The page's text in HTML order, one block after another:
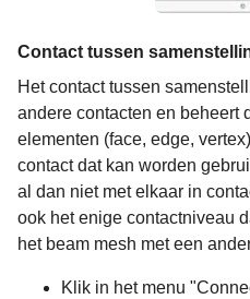
Contact tussen
Het contact tussen
andere contacten en beheert
elementen (face, edge,
contact dat kan worden
al dan niet met elkaar in
ook het enige contactniveau
het beam mesh met een
Klik in het menu